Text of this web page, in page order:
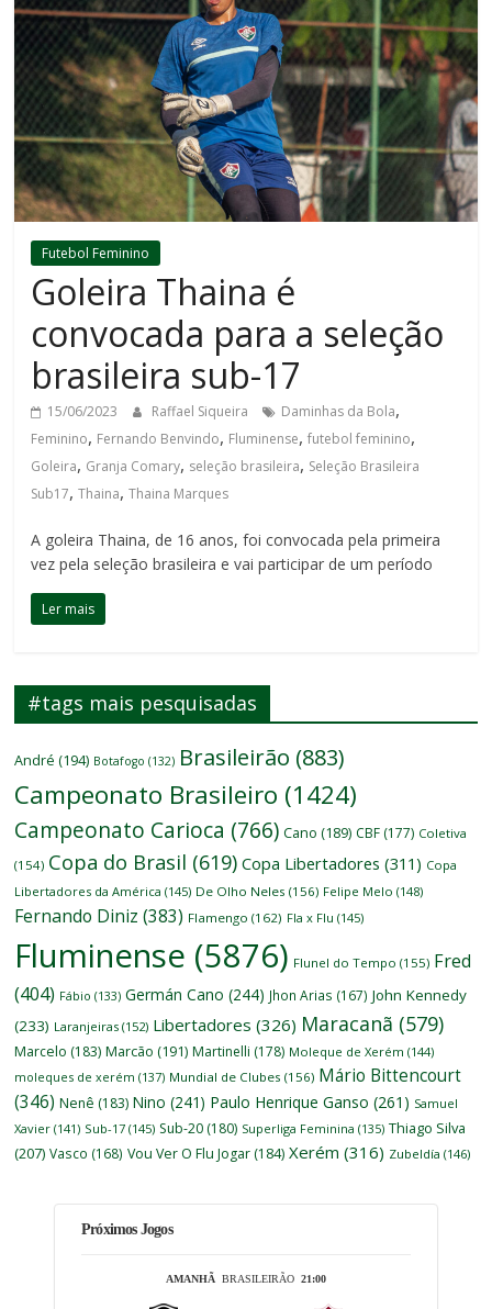
Futebol Feminino
Goleira Thaina é
convocada para a seleção
brasileira sub-17
15/06/2023 Raffael Siqueira Daminhas da Bola,
Feminino, Fernando Benvindo, Fluminense,futebol feminino,
Goleira, Granja Comary, seleção brasileira, Seleção Brasileira
Sub17,Thaina,Thaina Marques
A goleira Thaina, de 16 anos, foi convocada pela primeira
vez pela seleção brasileira e vai participar de um período
Ler mais
#tags mais pesquisadas
André (194) Botafogo (132) Brasileirão (883)
Campeonato Brasileiro (1424)
Campeonato Carioca (766) Cano (189) CBF (177) Coletiva
(154) Copa do Brasil (619) Copa Libertadores (311) Copa
Libertadores da América (145) De Olho Neles (156) Felipe Melo (148)
Fernando Diniz (383) Flamengo (162) Fla x Flu (145)
Fluminense (5876) Flunel do Tempo (155) Fred
(404) Fábio (133) Germán Cano (244) Jhon Arias (167) John Kennedy
(233) Laranjeiras (152) Libertadores (326) Maracanã (579)
Marcelo (183) Marcão (191) Martinelli (178) Moleque de Xerém (144)
moleques de xerém (137) Mundial de Clubes (156) Mário Bittencourt
(346) Nenê (183) Nino (241) Paulo Henrique Ganso (261) Samuel
Xavier (141) Sub-17 (145) Sub-20 (180) Superliga Feminina (135) Thiago Silva
(207) Vasco (168) Vou Ver O Flu Jogar (184) Xerém (316) Zubeldía (146)
Próximos Jogos
AMANHÃBRASILEIRÃO 21:00